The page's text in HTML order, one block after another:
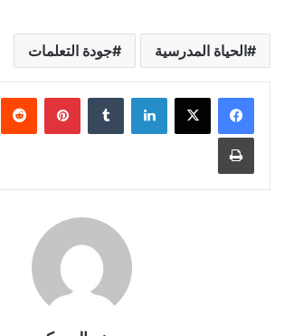
الحياة المدرسية جودة التعلمات
لينكدإن بينتيريست
طباعة